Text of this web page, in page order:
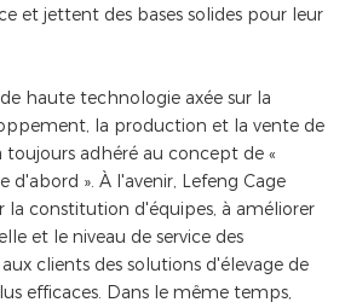
et jettent des bases solides pour leur
haute technologie axée sur la
la production et la vente de
toujours adhéré au concept de «
d'abord ». À l'avenir, Lefeng Cage
la constitution d'équipes, à améliorer
et le niveau de service des
clients des solutions d'élevage de
efficaces. Dans le même temps,